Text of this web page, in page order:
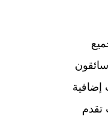
سائقون
تقدم